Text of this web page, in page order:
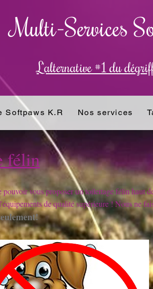
Multi-Services
L'alternative #1 du
Softpaws K.R Nos services
félin
pouvoir vous proposer un toilettage félin haut
de qualité supérieure ! Nous ne